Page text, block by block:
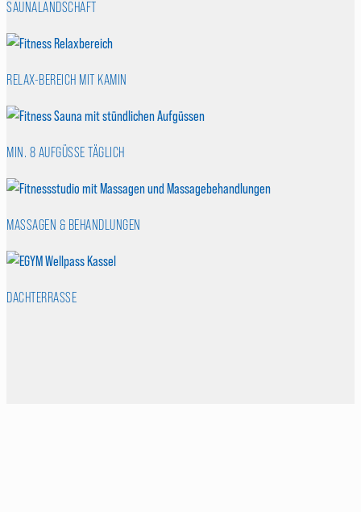
SAUNALANDSCHAFT
RELAX-BEREICH MIT KAMIN
MIN. 8 AUFGÜSSE TÄGLICH
MASSAGEN & BEHANDLUNGEN
DACHTERRASSE